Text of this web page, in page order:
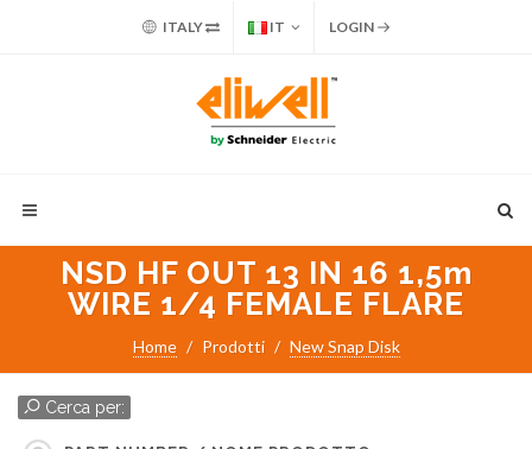
ITALY IT LOGIN
NSD HF OUT 13 IN 16 1,5m
WIRE 1/4 FEMALE FLARE
Home Prodotti New Snap Disk
Cerca per: